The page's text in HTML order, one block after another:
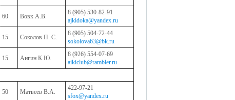
60 Вовк А.В.
8 (905) 530-82-91
ajkidoka@yandex.ru
15 Соколов П. С.
8 (905) 504-72-44
sokolova63@bk.ru
15 Аигин К.Ю.
8 (926) 554-07-69
aikiclub@rambler.ru
50 Матвеев В.А.
422-97-21
sfox@yandex.ru